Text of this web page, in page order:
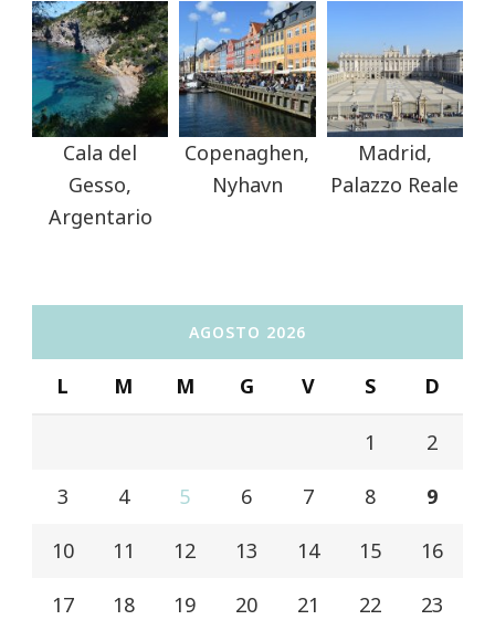
Cala del
Gesso,
Argentario
Copenaghen,
Nyhavn
Madrid,
Palazzo Reale
AGOSTO 2026
L M M G V S D
1 2
3 4 5 6 7 8 9
10 11 12 13 14 15 16
17 18 19 20 21 22 23